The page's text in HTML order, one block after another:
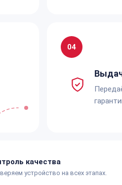
04
качества
устройство на всех этапах.